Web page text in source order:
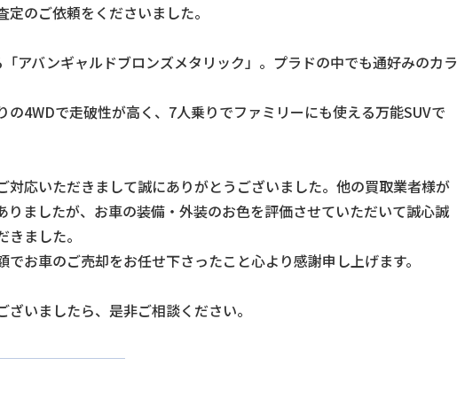
のご依頼をくださいました。
アバンギャルドブロンズメタリック」。プラドの中でも通好みのカラ
の4WDで走破性が高く、7人乗りでファミリーにも使える万能SUVで
対応いただきまして誠にありがとうございました。他の買取業者様が
りましたが、お車の装備・外装のお色を評価させていただいて誠心誠
ました。
お車のご売却をお任せ下さったこと心より感謝申し上げます。
いましたら、是非ご相談ください。